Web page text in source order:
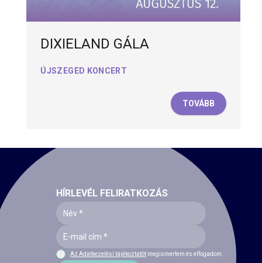
DIXIELAND GÁLA
ÚJSZEGED KONCERT
TOVÁBB
HÍRLEVÉL FELIRATKOZÁS
Az Adatkezelési tájékoztatót megismertem és elfogadom.